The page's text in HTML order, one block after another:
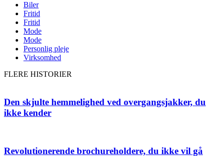
Biler
Fritid
Fritid
Mode
Mode
Personlig pleje
Virksomhed
FLERE HISTORIER
Den skjulte hemmelighed ved overgangsjakker, du
ikke kender
Revolutionerende brochureholdere, du ikke vil gå